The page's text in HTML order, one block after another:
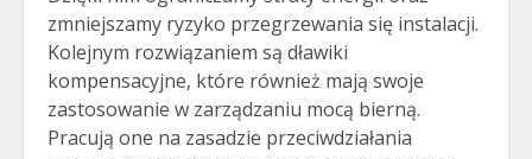
zmniejszamy ryzyko przegrzewania się instalacji.
Kolejnym rozwiązaniem są dławiki
kompensacyjne, które również mają swoje
zastosowanie w zarządzaniu mocą bierną.
Pracują one na zasadzie przeciwdziałania